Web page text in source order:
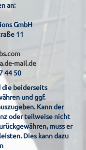
an:
GmbH
11
mail.de
44 50
die beiderseits
und ggf.
Kann der
oder teilweise nicht
muss er
Dies kann dazu